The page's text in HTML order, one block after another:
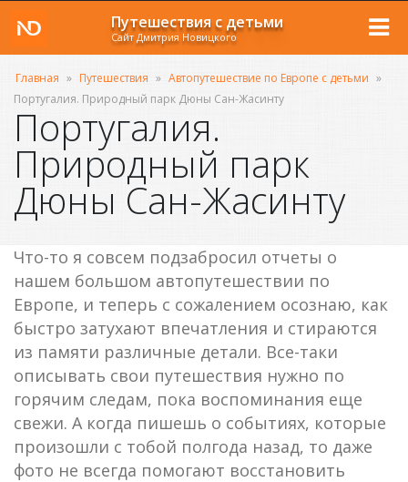
Путешествия с детьми
Сайт Дмитрия Новицкого
Главная » Путешествия » Автопутешествие по Европе с детьми »
Португалия. Природный парк Дюны Сан-Жасинту
Португалия.
Природный парк
Дюны Сан-Жасинту
Что-то я совсем подзабросил отчеты о
нашем большом автопутешествии по
Европе, и теперь с сожалением осознаю, как
быстро затухают впечатления и стираются
из памяти различные детали. Все-таки
описывать свои путешествия нужно по
горячим следам, пока воспоминания еще
свежи. А когда пишешь о событиях, которые
произошли с тобой полгода назад, то даже
фото не всегда помогают восстановить